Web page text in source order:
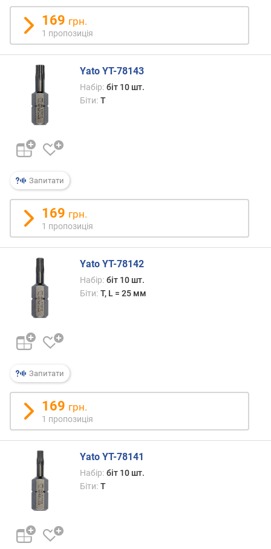
к
і
о
д
и
и
ц
ь
(
ш
т
к
л
к
і
т
ь
б
і
т
(
і
л
169 грн.
1 пропозиція
Запитати
Yato YT-78143
Набір: біт 10 шт.
Біти: T
169 грн.
1 пропозиція
Запитати
Yato YT-78142
Набір: біт 10 шт.
Біти: T, L = 25 мм
169 грн.
1 пропозиція
Yato YT-78141
Набір: біт 10 шт.
Біти: T